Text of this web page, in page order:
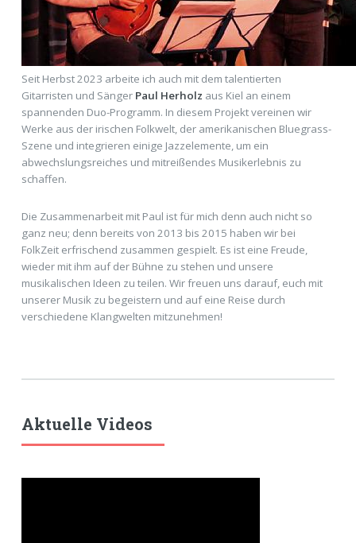
Seit Herbst 2023 arbeite ich auch mit dem talentierten
Gitarristen und Sänger Paul Herholz aus Kiel an einem
spannenden Duo-Programm. In diesem Projekt vereinen wir
Werke aus der irischen Folkwelt, der amerikanischen Bluegrass-
Szene und integrieren einige Jazzelemente, um ein
abwechslungsreiches und mitreißendes Musikerlebnis zu
schaffen.
Die Zusammenarbeit mit Paul ist für mich denn auch nicht so
ganz neu; denn bereits von 2013 bis 2015 haben wir bei
FolkZeit erfrischend zusammen gespielt. Es ist eine Freude,
wieder mit ihm auf der Bühne zu stehen und unsere
musikalischen Ideen zu teilen. Wir freuen uns darauf, euch mit
unserer Musik zu begeistern und auf eine Reise durch
verschiedene Klangwelten mitzunehmen!
Aktuelle Videos